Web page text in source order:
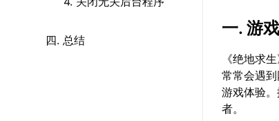
四. 总结
一. 游
《绝地求
常常会遇
游戏体验
者。